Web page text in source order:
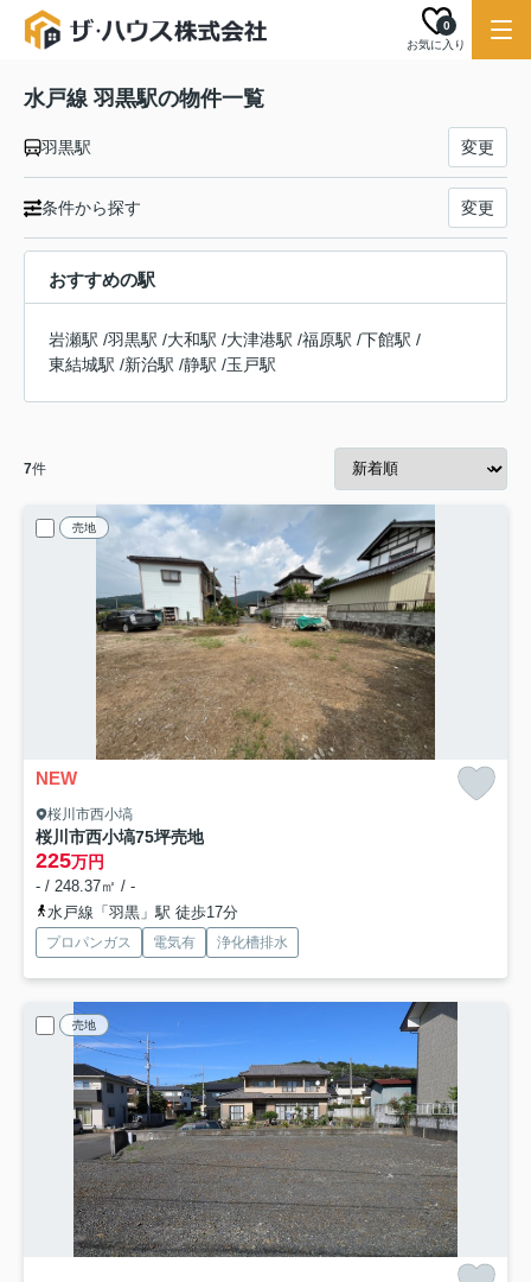
お気に入り
0
水戸線 羽黒駅の物件一覧
羽黒駅 変更
条件から探す 変更
おすすめの駅
岩瀬駅 /羽黒駅 /大和駅 /大津港駅 /福原駅 /下館駅 /
東結城駅 /新治駅 /静駅 /玉戸駅
7件
売地
NEW
桜川市西小塙
桜川市西小塙75坪売地
225万円
- / 248.37㎡ / -
水戸線「羽黒」駅 徒歩17分
プロパンガス 電気有 浄化槽排水
売地